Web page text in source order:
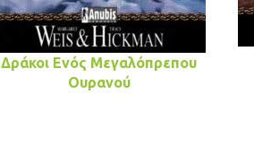
Δράκοι Ενός Μεγαλόπρεπου
Ουρανού